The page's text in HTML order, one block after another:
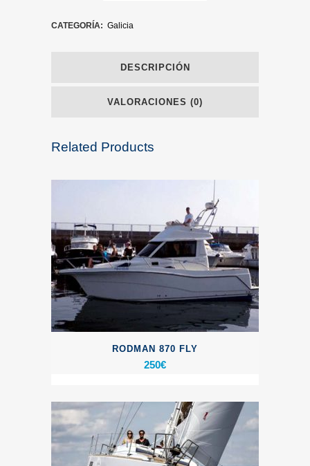
CATEGORÍA: Galicia
DESCRIPCIÓN
VALORACIONES (0)
Related Products
RODMAN 870 FLY
250€